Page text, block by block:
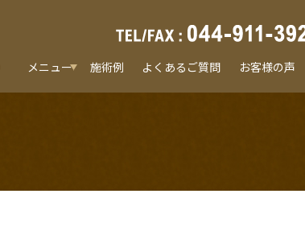
メニュー 施術例 よくあるご質問 お客様の声